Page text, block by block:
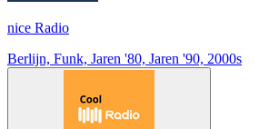
nice Radio
Berlijn, Funk, Jaren '80, Jaren '90, 2000s